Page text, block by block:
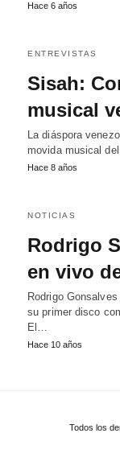
Hace 6 años
ENTREVISTAS
Sisah:
musical
La diáspora
movida musical
Hace 8 años
NOTICIAS
Rodrigo
en vivo
Rodrigo
su primer disco
El…
Hace 10 años
Todos los